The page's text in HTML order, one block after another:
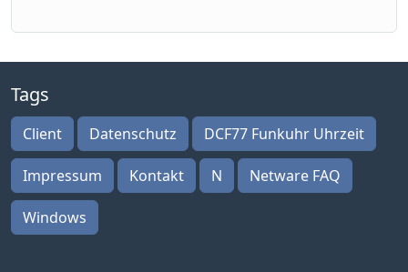
Tags
Client Datenschutz DCF77 Funkuhr Uhrzeit
Impressum Kontakt N Netware FAQ
Windows